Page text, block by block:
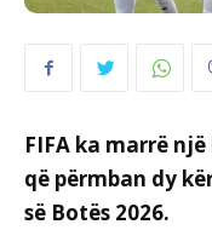
FIFA ka marrë
që përmban dy
së Botës 2026.